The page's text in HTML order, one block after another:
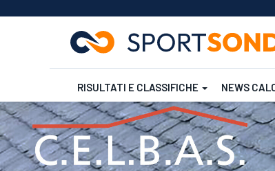
Salta
al
contenuto
principale
RISULTATI E CLASSIFICHE
Futsal Rugby
NEWS